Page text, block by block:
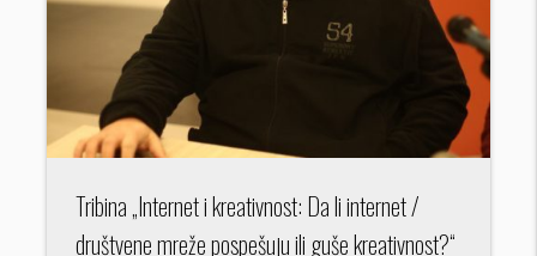
Tribina „Internet i kreativnost: Da li internet /
društvene mreže pospešuju ili guše kreativnost?“